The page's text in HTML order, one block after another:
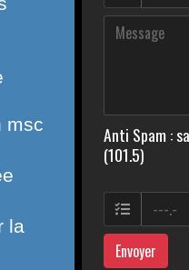
Anti Spam :
(101.5)
Envoyer